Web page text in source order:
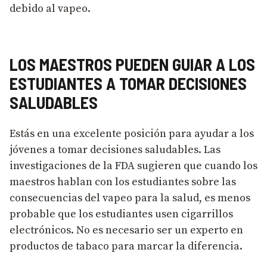
debido al vapeo.
LOS MAESTROS PUEDEN GUIAR A LOS
ESTUDIANTES A TOMAR DECISIONES
SALUDABLES
Estás en una excelente posición para ayudar a los
jóvenes a tomar decisiones saludables. Las
investigaciones de la FDA sugieren que cuando los
maestros hablan con los estudiantes sobre las
consecuencias del vapeo para la salud, es menos
probable que los estudiantes usen cigarrillos
electrónicos. No es necesario ser un experto en
productos de tabaco para marcar la diferencia.